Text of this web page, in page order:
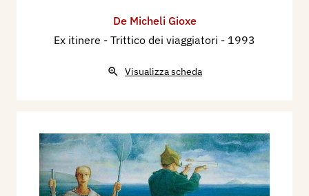
De Micheli Gioxe
Ex itinere - Trittico dei viaggiatori - 1993
Visualizza scheda